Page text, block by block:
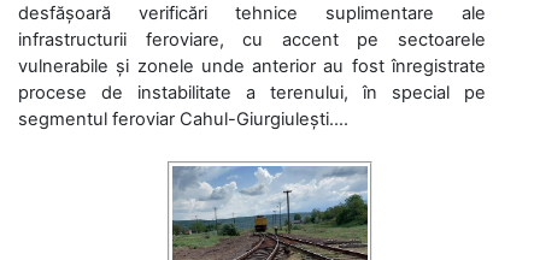
desfășoară verificări tehnice suplimentare ale
infrastructurii feroviare, cu accent pe sectoarele
vulnerabile și zonele unde anterior au fost înregistrate
procese de instabilitate a terenului, în special pe
segmentul feroviar Cahul-Giurgiulești....